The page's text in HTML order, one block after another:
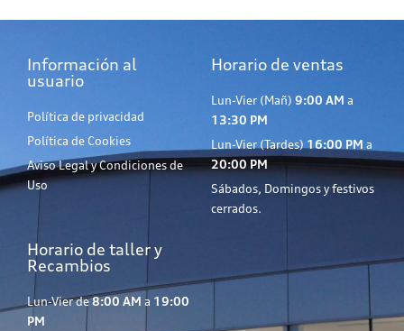
Información al
usuario
Política de privacidad
Política de Cookies
Aviso Legal y Condiciones de
Uso
Horario de ventas
Lun-Vier (Mañ) 9:00 AM a
13:30 PM
Lun-Vier (Tardes)16:00 PM a
20:00 PM
Sábados, Domingos y festivos
cerrados.
Horario de taller y
Recambios
Lun-Vier de8:00 AM a 19:00
PM